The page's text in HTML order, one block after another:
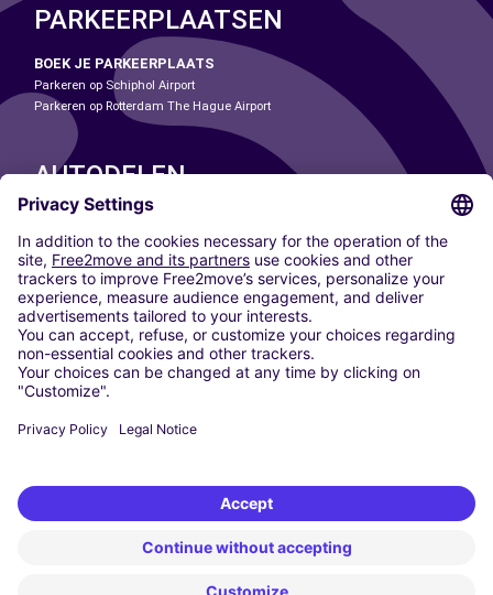
PARKEERPLAATSEN
BOEK JE PARKEERPLAATS
Parkeren op Schiphol Airport
Parkeren op Rotterdam The Hague Airport
AUTODELEN
ONZE STEDEN
Paris
Madrid
Washington DC
Milaan
Rome
Turijn
Wenen
Berlijn
Düsseldorf